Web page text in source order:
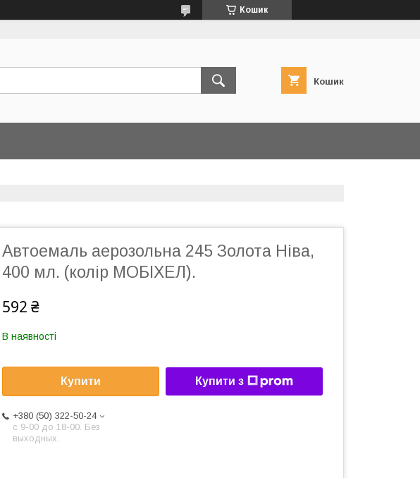
Кошик
Кошик
Автоемаль аерозольна 245 Золота Ніва,
400 мл. (колір МОБІХЕЛ).
592 ₴
В наявності
Купити Купити з
+380 (50) 322-50-24
с 9-00 до 18-00. Без
выходных.